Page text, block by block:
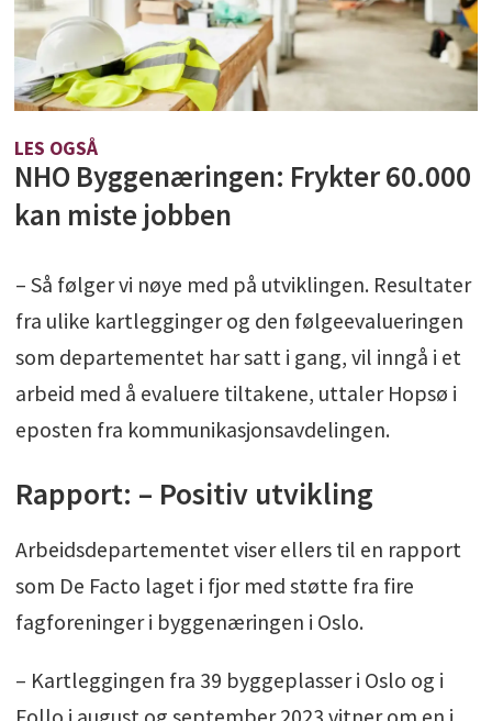
LES OGSÅ
NHO Byggenæringen: Frykter 60.000
kan miste jobben
– Så følger vi nøye med på utviklingen. Resultater
fra ulike kartlegginger og den følgeevalueringen
som departementet har satt i gang, vil inngå i et
arbeid med å evaluere tiltakene, uttaler Hopsø i
eposten fra kommunikasjonsavdelingen.
Rapport: – Positiv utvikling
Arbeidsdepartementet viser ellers til en rapport
som De Facto laget i fjor med støtte fra fire
fagforeninger i byggenæringen i Oslo.
– Kartleggingen fra 39 byggeplasser i Oslo og i